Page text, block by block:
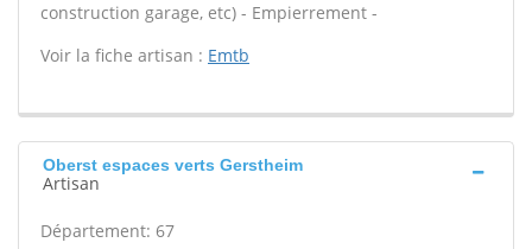
construction garage, etc) - Empierrement -
Voir la fiche artisan : Emtb
Oberst espaces verts Gerstheim
Artisan
Département: 67